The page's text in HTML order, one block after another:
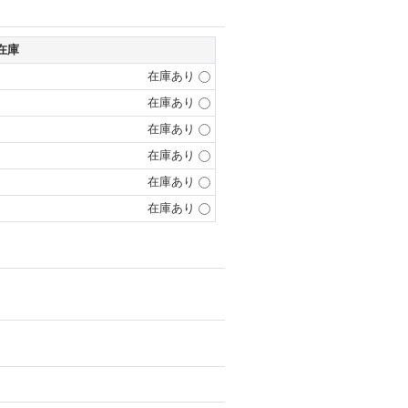
庫
在庫あり
在庫あり
在庫あり
在庫あり
在庫あり
在庫あり